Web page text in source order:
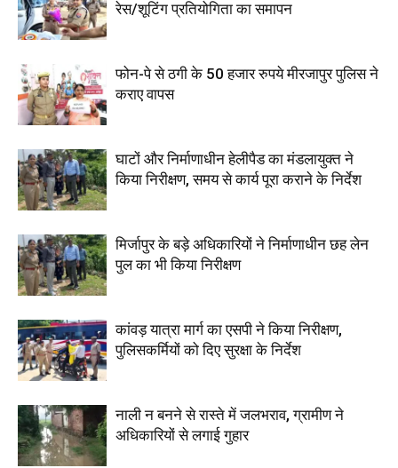
रेस/शूटिंग प्रतियोगिता का समापन
फोन-पे से ठगी के 50 हजार रुपये मीरजापुर पुलिस ने
कराए वापस
घाटों और निर्माणाधीन हेलीपैड का मंडलायुक्त ने
किया निरीक्षण, समय से कार्य पूरा कराने के निर्देश
मिर्जापुर के बड़े अधिकारियों ने निर्माणाधीन छह लेन
पुल का भी किया निरीक्षण
कांवड़ यात्रा मार्ग का एसपी ने किया निरीक्षण,
पुलिसकर्मियों को दिए सुरक्षा के निर्देश
नाली न बनने से रास्ते में जलभराव, ग्रामीण ने
अधिकारियों से लगाई गुहार